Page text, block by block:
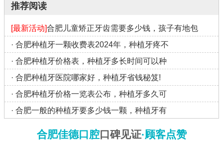
推荐阅读
[最新活动]合肥儿童矫正牙齿需要多少钱，孩子有地包
· 合肥种植牙一颗收费表2024年，种植牙疼不
· 合肥种植牙价格表，种植牙多长时间可以种
· 合肥种植牙医院哪家好，种植牙省钱秘笈!
· 合肥种植牙价格一览表公布，种植牙多久可
· 合肥一般的种植牙要多少钱一颗，种植牙有
合肥佳德口腔口碑见证·顾客点赞